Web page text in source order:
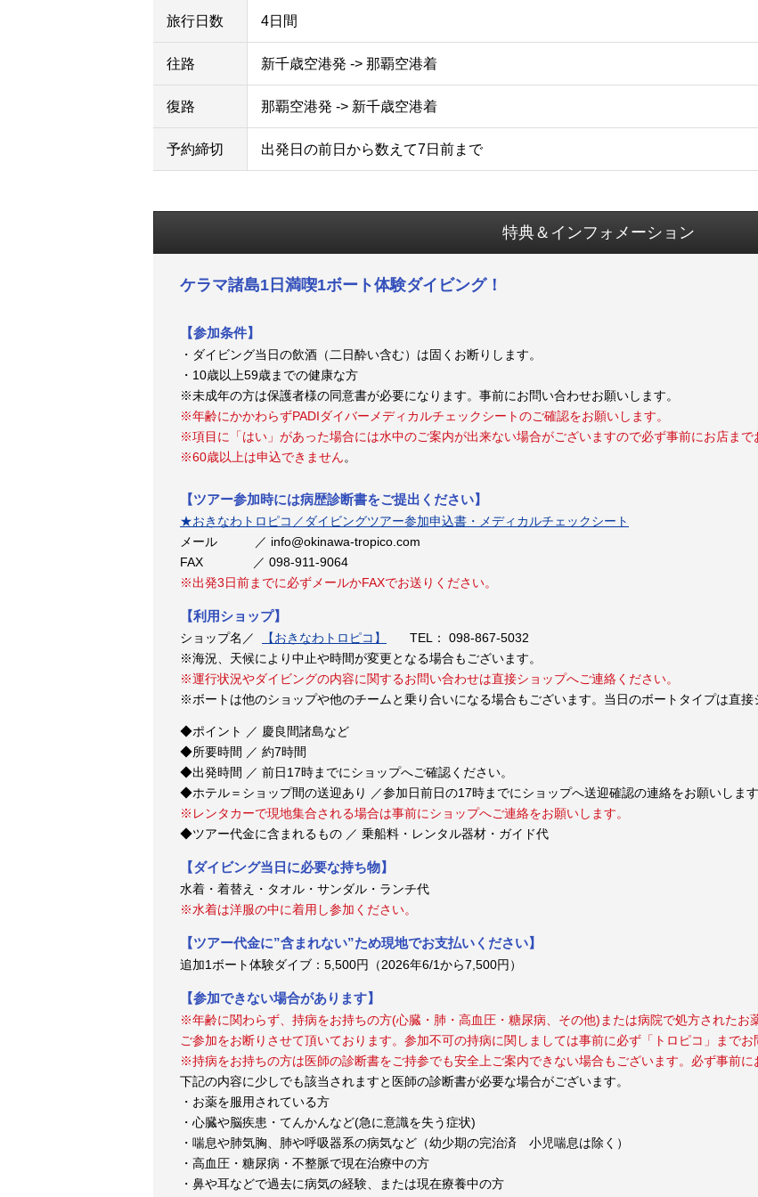
旅行日数 4日間
往路 新千歳空港発 -> 那覇空港着
復路 那覇空港発 -> 新千歳空港着
予約締切 出発日の前日から数えて7日前まで
特典＆インフォメーション
ケラマ諸島1日満喫1ボート体験ダイビング！
【参加条件】
・ダイビング当日の飲酒（二日酔い含む）は固くお断りします。
・10歳以上59歳までの健康な方
※未成年の方は保護者様の同意書が必要になります。事前にお問い合わせお願いします。
※年齢にかかわらずPADIダイバーメディカルチェックシートのご確認をお願いします。
※項目に「はい」があった場合には水中のご案内が出来ない場合がございますので必ず事前にお店まで
※60歳以上は申込できません。
【ツアー参加時には病歴診断書をご提出ください】
★おきなわトロピコ／ダイビングツアー参加申込書・メディカルチェックシート
メール ／ info@okinawa-tropico.com
FAX ／ 098-911-9064
※出発3日前までに必ずメールかFAXでお送りください。
【利用ショップ】
ショップ名／ 【おきなわトロピコ】
TEL： 098-867-5032
※海況、天候により中止や時間が変更となる場合もございます。
※運行状況やダイビングの内容に関するお問い合わせは直接ショップへご連絡ください。
※ボートは他のショップや他のチームと乗り合いになる場合もございます。当日のボートタイプは直接
◆ポイント ／ 慶良間諸島など
◆所要時間 ／ 約7時間
◆出発時間 ／ 前日17時までにショップへご確認ください。
◆ホテル＝ショップ間の送迎あり ／参加日前日の17時までにショップへ送迎確認の連絡をお願いします
※レンタカーで現地集合される場合は事前にショップへご連絡をお願いします。
◆ツアー代金に含まれるもの ／ 乗船料・レンタル器材・ガイド代
【ダイビング当日に必要な持ち物】
水着・着替え・タオル・サンダル・ランチ代
※水着は洋服の中に着用し参加ください。
【ツアー代金に”含まれない”ため現地でお支払いください】
追加1ボート体験ダイブ：5,500円（2026年6/1から7,500円）
【参加できない場合があります】
※年齢に関わらず、持病をお持ちの方(心臓・肺・高血圧・糖尿病、その他)または病院で処方されたお
ご参加をお断りさせて頂いております。参加不可の持病に関しましては事前に必ず「トロピコ」までお
※持病をお持ちの方は医師の診断書をご持参でも安全上ご案内できない場合もございます。必ず事前に
下記の内容に少しでも該当されますと医師の診断書が必要な場合がございます。
・お薬を服用されている方
・心臓や脳疾患・てんかんなど(急に意識を失う症状)
・喘息や肺気胸、肺や呼吸器系の病気など（幼少期の完治済 小児喘息は除く）
・高血圧・糖尿病・不整脈で現在治療中の方
・鼻や耳などで過去に病気の経験、または現在療養中の方